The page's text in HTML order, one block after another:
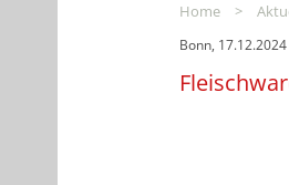
Home >
Bonn, 17.12.2024